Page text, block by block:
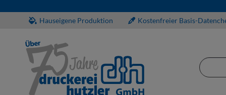
Hauseigene Produktion Kostenfreier Basis-